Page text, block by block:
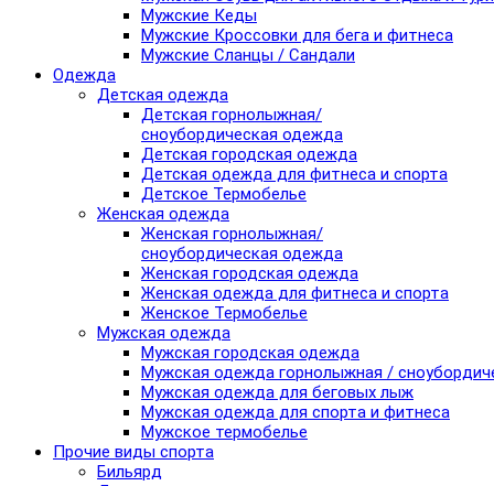
Мужские Кеды
Мужские Кроссовки для бега и фитнеса
Мужские Сланцы / Сандали
Одежда
Детская одежда
Детская горнолыжная/
сноубордическая одежда
Детская городская одежда
Детская одежда для фитнеса и спорта
Детское Термобелье
Женская одежда
Женская горнолыжная/
сноубордическая одежда
Женская городская одежда
Женская одежда для фитнеса и спорта
Женское Термобелье
Мужская одежда
Мужская городская одежда
Мужская одежда горнолыжная /
Мужская одежда для беговых лыж
Мужская одежда для спорта и фитнеса
Мужское термобелье
Прочие виды спорта
Бильярд